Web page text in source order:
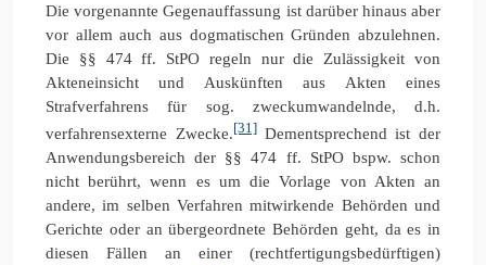
Die vorgenannte Gegenauffassung ist darüber hinaus aber
vor allem auch aus dogmatischen Gründen abzulehnen.
Die §§ 474 ff. StPO regeln nur die Zulässigkeit von
Akteneinsicht und Auskünften aus Akten eines
Strafverfahrens für sog. zweckumwandelnde, d.h.
verfahrensexterne Zwecke.[31] Dementsprechend ist der
Anwendungsbereich der §§ 474 ff. StPO bspw. schon
nicht berührt, wenn es um die Vorlage von Akten an
andere, im selben Verfahren mitwirkende Behörden und
Gerichte oder an übergeordnete Behörden geht, da es in
diesen Fällen an einer (rechtfertigungsbedürftigen)